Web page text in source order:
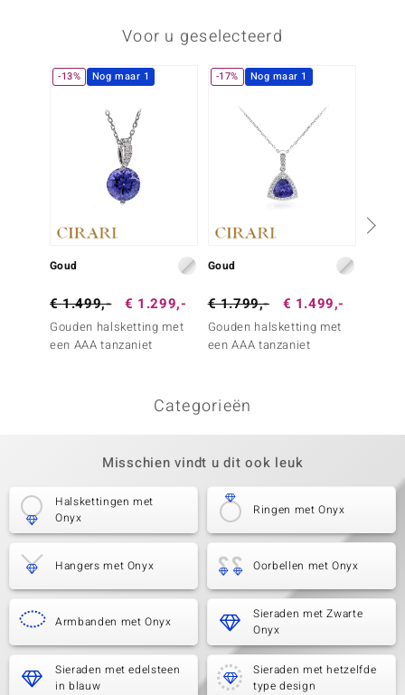
Voor u geselecteerd
-13% Nog maar 1
Goud
€ 1.499,- € 1.299,-
Gouden halsketting met
een AAA tanzaniet
-17% Nog maar 1
Goud
€ 1.799,- € 1.499,-
Gouden halsketting met
een AAA tanzaniet
Categorieën
Misschien vindt u dit ook leuk
Halskettingen met
Onyx
Ringen met Onyx
Hangers met Onyx Oorbellen met Onyx
Armbanden met Onyx
Sieraden met Zwarte
Onyx
Sieraden met edelsteen
in blauw
Sieraden met hetzelfde
type design